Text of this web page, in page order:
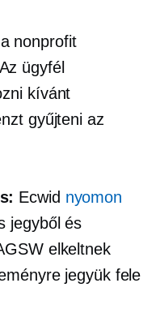
nonprofit
ügyfél
kívánt
gyűjteni az
Ecwid nyomon
jegyből és
elkeltnek
jegyük fele